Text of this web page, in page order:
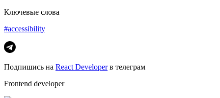
Ключевые слова
#accessibility
Подпишись на React Developerв телеграм
Frontend developer